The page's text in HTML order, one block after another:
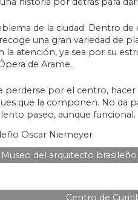
de la ciudad. Dentro
una gran variedad de
la atención, ya sea por su
de Arame.
perderse por el centro,
que la componen. No da
paseo, aunque funcional.
Museo del arquitecto
Centro de